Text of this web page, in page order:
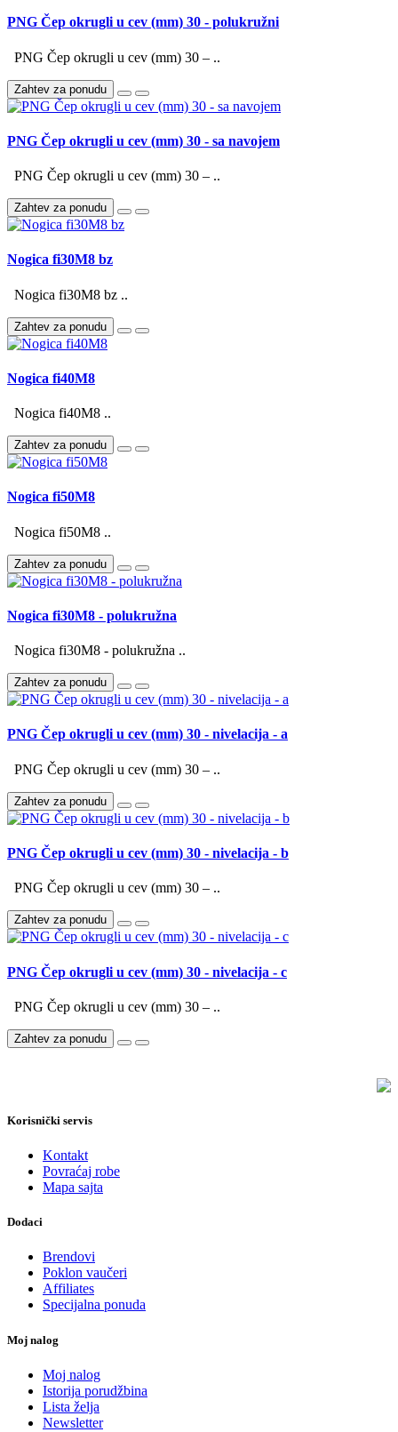
PNG Čep okrugli u cev (mm) 30 - polukružni
PNG Čep okrugli u cev (mm) 30 – ..
Zahtev za ponudu
PNG Čep okrugli u cev (mm) 30 - sa navojem
PNG Čep okrugli u cev (mm) 30 – ..
Zahtev za ponudu
Nogica fi30M8 bz
Nogica fi30M8 bz ..
Zahtev za ponudu
Nogica fi40M8
Nogica fi40M8 ..
Zahtev za ponudu
Nogica fi50M8
Nogica fi50M8 ..
Zahtev za ponudu
Nogica fi30M8 - polukružna
Nogica fi30M8 - polukružna ..
Zahtev za ponudu
PNG Čep okrugli u cev (mm) 30 - nivelacija - a
PNG Čep okrugli u cev (mm) 30 – ..
Zahtev za ponudu
PNG Čep okrugli u cev (mm) 30 - nivelacija - b
PNG Čep okrugli u cev (mm) 30 – ..
Zahtev za ponudu
PNG Čep okrugli u cev (mm) 30 - nivelacija - c
PNG Čep okrugli u cev (mm) 30 – ..
Zahtev za ponudu
Korisnički servis
Kontakt
Povraćaj robe
Mapa sajta
Dodaci
Brendovi
Poklon vaučeri
Affiliates
Specijalna ponuda
Moj nalog
Moj nalog
Istorija porudžbina
Lista želja
Newsletter